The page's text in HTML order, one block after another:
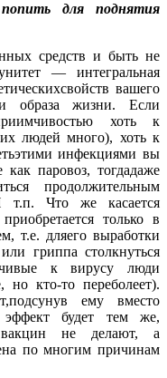
для поднятия
средств и быть не
— интегральная
вашего
образа жизни. Если
хоть к
людей много), хоть к
инфекциями вы
паровоз, тогдадаже
продолжительным
т.п. Что же касается
только в
т.е. дляего выработки
гриппа столкнуться
к вирусу люди
но кто-то переболеет).
ему вместо
будет тем же,
вакцин не делают, а
по многим причинам